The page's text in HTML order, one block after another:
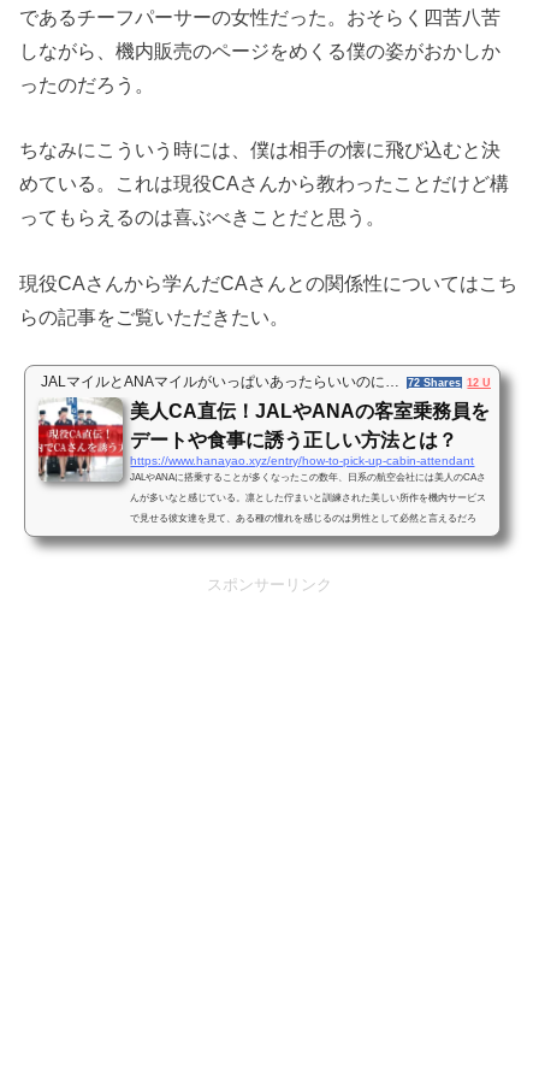
であるチーフパーサーの女性だった。おそらく四苦八苦
しながら、機内販売のページをめくる僕の姿がおかしか
ったのだろう。
ちなみにこういう時には、僕は相手の懐に飛び込むと決
めている。これは現役CAさんから教わったことだけど構
ってもらえるのは喜ぶべきことだと思う。
現役CAさんから学んだCAさんとの関係性についてはこち
らの記事をご覧いただきたい。
JALマイルとANAマイルがいっぱいあったらいいのに… 72 Shares 12 Users
美人CA直伝！JALやANAの客室乗務員を
デートや食事に誘う正しい方法とは？
https://www.hanayao.xyz/entry/how-to-pick-up-cabin-attendant
JALやANAに搭乗することが多くなったこの数年、日系の航空会社には美人のCAさ
んが多いなと感じている。凛とした佇まいと訓練された美しい所作を機内サービス
で見せる彼女達を見て、ある種の憧れを感じるのは男性として必然と言えるだろ
う。元CAさんの暴露話みたいな記事を読んでいると「操縦士との恋話」や「機内の
も女性目線でフリーランスとしての自己ブラディングを目的とした記事、そう感じ
スポンサーリンク